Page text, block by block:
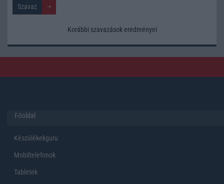
Korábbi szavazások eredményei
Főoldal
Készülékekguru
Mobiltelefonok
Tabletek